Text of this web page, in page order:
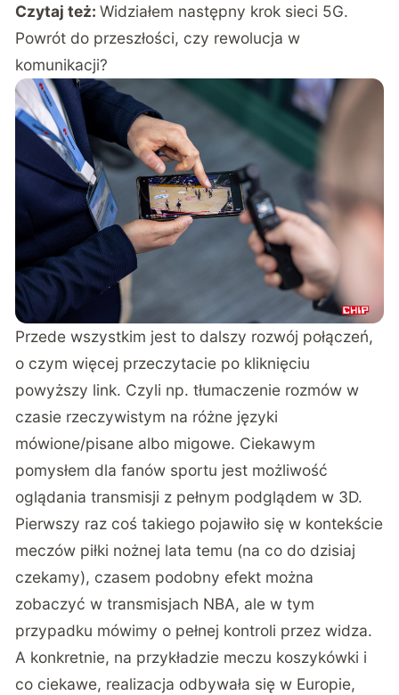
Czytaj też:Widziałem następny krok sieci 5G.
Powrót do przeszłości, czy rewolucja w
komunikacji?
Przede wszystkim jest to dalszy rozwój połączeń,
o czym więcej przeczytacie po kliknięciu
powyższy link. Czyli np. tłumaczenie rozmów w
czasie rzeczywistym na różne języki
mówione/pisane albo migowe. Ciekawym
pomysłem dla fanów sportu jest możliwość
oglądania transmisji z pełnym podglądem w 3D.
Pierwszy raz coś takiego pojawiło się w kontekście
meczów piłki nożnej lata temu (na co do dzisiaj
czekamy), czasem podobny efekt można
zobaczyć w transmisjach NBA, ale w tym
przypadku mówimy o pełnej kontroli przez widza.
A konkretnie, na przykładzie meczu koszykówki i
co ciekawe, realizacja odbywała się w Europie,